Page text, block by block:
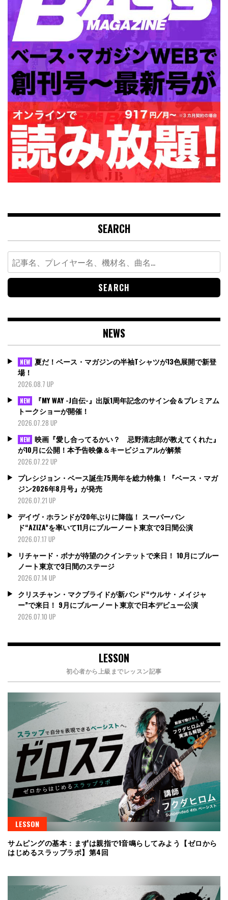
SEARCH
Search
for:
NEWS
NEW 夏だ！ベース・マガジンの半袖Tシャツが13色展開で新登
場！
2026.08.7 UP
NEW
『MY WAY -J自伝-』出版1周年記念のサイン会＆プレミアム
トークショーが開催！
2026.07.28 UP
NEW 映画『愛し合ってるかい？ 忌野清志郎が教えてくれた』
が10月に公開！本予告映像＆キービジュアルが解禁
2026.07.22 UP
プレシジョン・ベース誕生75周年を総力特集！『ベース・マガ
ジン2026年8月号』が発売
2026.07.21 UP
デイヴ・ホランドが20年ぶりに降臨！ スーパーバン
ド“AZIZA”を率いて11月にブルーノート東京で3日間公演
2026.07.17 UP
リチャード・ボナが待望のクインテットで来日！ 10月にブルー
ノート東京で3日間のステージ
2026.07.14 UP
クリスチャン・マクブライドが新バンド“ウルサ・メイジャ
ー”で来日！ 9月にブルーノート東京で日本デビュー公演
2026.07.10 UP
LESSON
初心者から上級までレッスン記事
LESSON
サムピングの基本：まずは親指で1音鳴らしてみよう【ゼロから
はじめるスラップラボ】第4回